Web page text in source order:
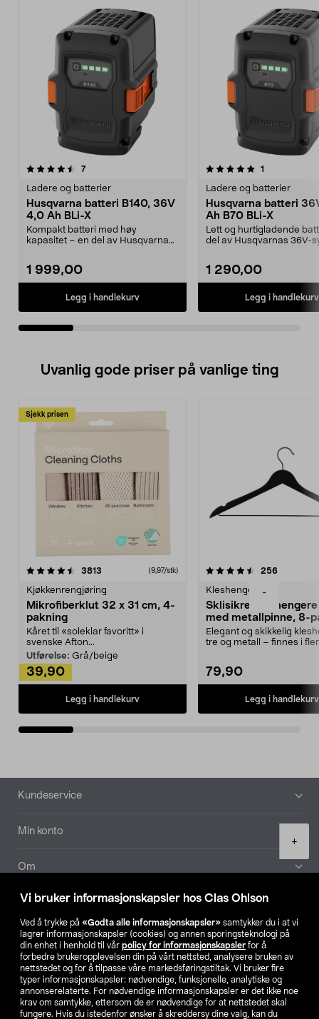
Vi bruker informasjonskapsler hos Clas Ohlson
Ved å trykke på «Godta alle informasjonskapsler» samtykker du i at vi
lagrer informasjonskapsler (cookies) og annen sporingsteknologi på
din enhet i henhold til vår policy for informasjonskapsler for å
forbedre brukeropplevelsen din på vårt nettsted, analysere bruken av
nettstedet og for å tilpasse våre markedsføringstiltak. Vi bruker fire
typer informasjonskapsler: nødvendige, funksjonelle, analytiske og
annonserelaterte. For nødvendige informasjonskapsler er det ikke noe
krav om samtykke, ettersom de er nødvendige for at nettstedet skal
fungere. Hvis du istedenfor ønsker å skreddersy dine valg, kan du
-
+
7anmeldelser
Ladere og batterier
Husqvarna batteri B140, 36V
4,0 Ah BLi-X
Kompakt batteri med høy
kapasitet – en del av Husqvarnas
1 999,00
Legg i handlekurv
5.0av 5 stjerner 1
Ladere og batterier
Husqvarna batteri
Ah B70 BLi-X
Lett og hurtigladende
del av Husqvarnas 36V-
1 290,00
Legg i handlekurv
4.5av 5 stjerner
Uvanlig gode priser på vanlige ting
Sjekk prisen
3813 anmeldelser(9,97/stk)
Kjøkkenrengjøring
Mikrofiberklut 32 x 31 cm, 4-
pakning
Kåret til «soleklar favoritt» i
svenske Afton...
Utførelse: Grå/beige
39,90
Legg i handlekurv
4.5av 5 stjerner 256
Kleshengere
Sklisikre
med metallpinne, 8-
Elegant og skikkelig
tre og metall – finnes i
79,90
Legg i handlekurv
4.5av 5 stjerner
Bunntekst
Kundeservice
Min konto
Om
Aktuelt
Våre selskaper
Finn din butikk
SE NO FI